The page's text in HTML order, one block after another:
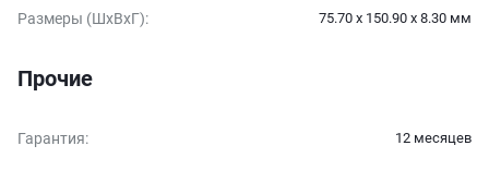
Размеры (ШxВxГ): 75.70 x 150.90 x 8.30 мм
Прочие
Гарантия: 12 месяцев